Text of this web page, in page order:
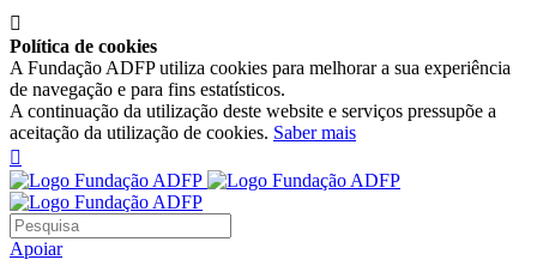

Política de cookies
A Fundação ADFP utiliza cookies para melhorar a sua experiência
de navegação e para fins estatísticos.
A continuação da utilização deste website e serviços pressupõe a
aceitação da utilização de cookies. Saber mais

Apoiar